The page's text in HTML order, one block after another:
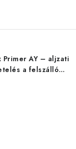
Primer AY – aljzati
a felszálló